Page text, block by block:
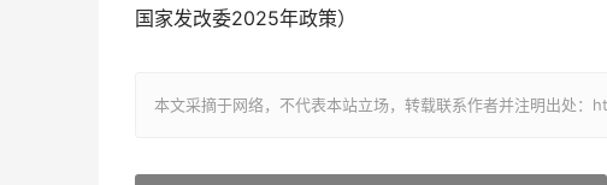
国家发改委2025年政策）
本文采摘于网络，不代表本站立场，转载联系作者并注明出